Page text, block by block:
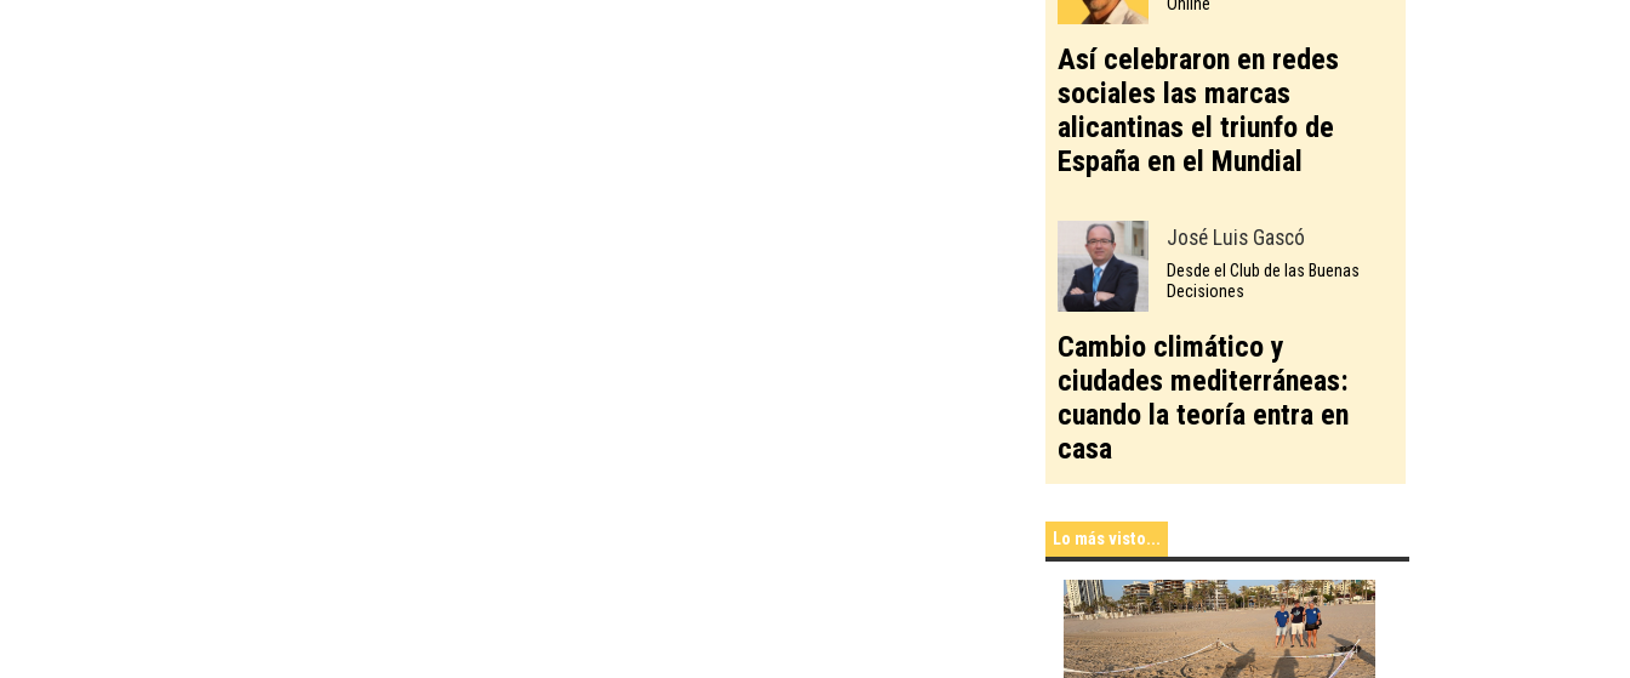
Online
Así celebraron en redes
sociales las marcas
alicantinas el triunfo de
España en el Mundial
José Luis Gascó
Desde el Club de las Buenas
Decisiones
Cambio climático y
ciudades mediterráneas:
cuando la teoría entra en
casa
Lo más visto...